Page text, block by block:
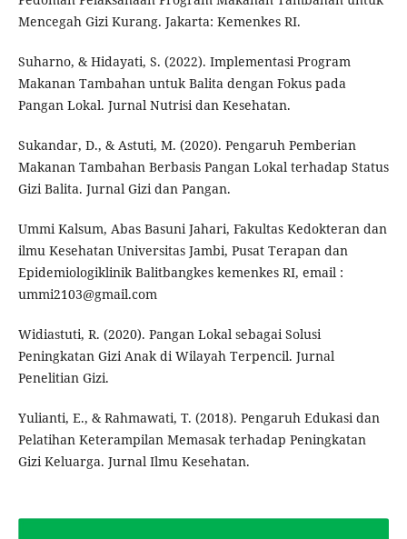
Mencegah Gizi Kurang. Jakarta: Kemenkes RI.
Suharno, & Hidayati, S. (2022). Implementasi Program
Makanan Tambahan untuk Balita dengan Fokus pada
Pangan Lokal. Jurnal Nutrisi dan Kesehatan.
Sukandar, D., & Astuti, M. (2020). Pengaruh Pemberian
Makanan Tambahan Berbasis Pangan Lokal terhadap Status
Gizi Balita. Jurnal Gizi dan Pangan.
Ummi Kalsum, Abas Basuni Jahari, Fakultas Kedokteran dan
ilmu Kesehatan Universitas Jambi, Pusat Terapan dan
Epidemiologiklinik Balitbangkes kemenkes RI, email :
ummi2103@gmail.com
Widiastuti, R. (2020). Pangan Lokal sebagai Solusi
Peningkatan Gizi Anak di Wilayah Terpencil. Jurnal
Penelitian Gizi.
Yulianti, E., & Rahmawati, T. (2018). Pengaruh Edukasi dan
Pelatihan Keterampilan Memasak terhadap Peningkatan
Gizi Keluarga. Jurnal Ilmu Kesehatan.